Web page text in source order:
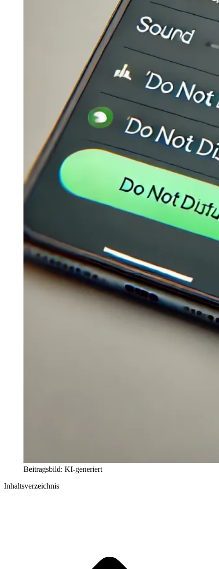
Beitragsbild: KI-generiert
Inhaltsverzeichnis